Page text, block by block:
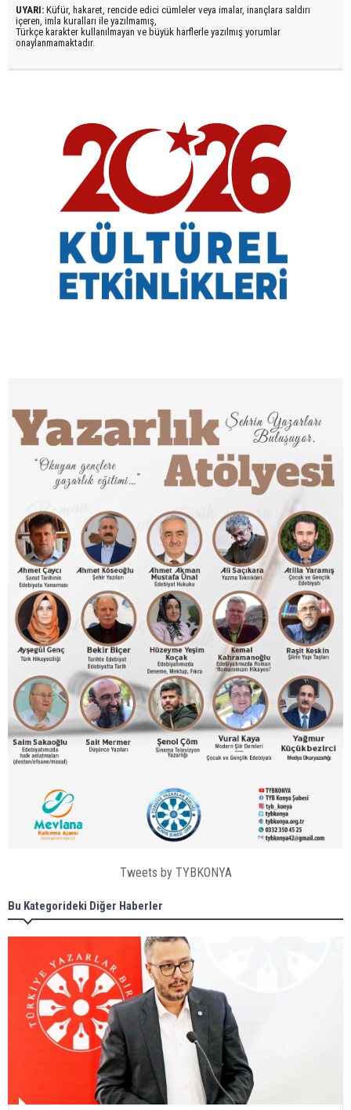
UYARI: Küfür, hakaret, rencide edici cümleler veya imalar, inançlara saldırı
içeren, imla kuralları ile yazılmamış,
Türkçe karakter kullanılmayan ve büyük harflerle yazılmış yorumlar
onaylanmamaktadır.
Tweets by TYBKONYA
Bu Kategorideki Diğer Haberler